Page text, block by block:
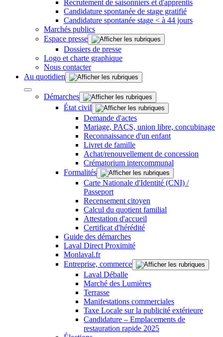
Recrutement de saisonniers et d'apprentis
Candidature spontanée de stage gratifié
Candidature spontanée stage < à 44 jours
Marchés publics
Espace presse
Dossiers de presse
Logo et charte graphique
Nous contacter
Au quotidien
Démarches
État civil
Demande d'actes
Mariage, PACS, union libre, concubinage
Reconnaissance d'un enfant
Livret de famille
Achat/renouvellement de concession
Crématorium intercommunal
Formalités
Carte Nationale d'Identité (CNI) /
Passeport
Recensement citoyen
Calcul du quotient familial
Attestation d'accueil
Certificat d'hérédité
Guide des démarches
Laval Direct Proximité
Monlaval.fr
Entreprise, commerce
Laval Déballe
Marché des Lumières
Terrasse
Manifestations commerciales
Taxe Locale sur la publicité extérieure
Candidature – Emplacements de
restauration rapide 2025